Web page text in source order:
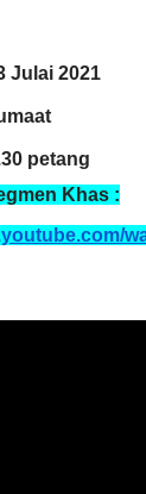
Julai 2021
petang
Khas :